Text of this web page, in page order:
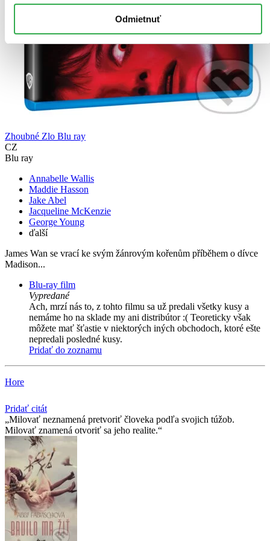
Odmietnuť
Zhoubné Zlo Blu ray
CZ
Blu ray
Annabelle Wallis
Maddie Hasson
Jake Abel
Jacqueline McKenzie
George Young
ďalší
James Wan se vrací ke svým žánrovým kořenům příběhem o dívce
Madison...
Blu-ray film
Vypredané
Ach, mrzí nás to, z tohto filmu sa už predali všetky kusy a
nemáme ho na sklade my ani distribútor :( Teoreticky však
môžete mať šťastie v niektorých iných obchodoch, ktoré ešte
nepredali posledné kusy.
Pridať do zoznamu
Hore
Pridať citát
Milovať neznamená pretvoriť človeka podľa svojich túžob.
Milovať znamená otvoriť sa jeho realite.